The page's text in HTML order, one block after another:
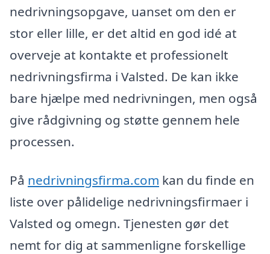
nedrivningsopgave, uanset om den er
stor eller lille, er det altid en god idé at
overveje at kontakte et professionelt
nedrivningsfirma i Valsted. De kan ikke
bare hjælpe med nedrivningen, men også
give rådgivning og støtte gennem hele
processen.
På nedrivningsfirma.com kan du finde en
liste over pålidelige nedrivningsfirmaer i
Valsted og omegn. Tjenesten gør det
nemt for dig at sammenligne forskellige